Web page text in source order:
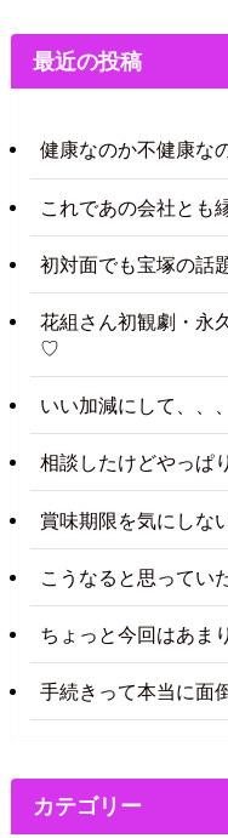
最近の投稿
健康なのか不健康な
これであの会社とも
初対面でも宝塚の話
花組さん初観劇・永
♡
いい加減にして、、、
相談したけどやっぱ
賞味期限を気にしな
こうなると思ってい
ちょっと今回はあま
手続きって本当に面
カテゴリー